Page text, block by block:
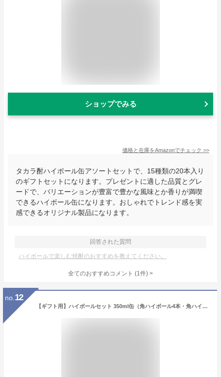
ショップでみる
価格と在庫をAmazonでチェック >>
タカラ酎ハイボール缶アソートセットで、15種類の20本入り
のギフトセットになります。プレゼントに適した品質とグレ
ードで、バリエーションが豊富で豊かな風味とか香りが満喫
できるハイボール缶になります。おしゃれでトレンド感を実
感できるオリジナル製品になります。
回答された質問
ハイボールで楽しむ焼酎のおすすめを教えてください。
全てのおすすめコメント (1件) >
no. 12
【ギフト用】ハイボールセット 350ml缶（角ハイボール4本・角ハイボール 濃いめ4本・タカラ焼酎ハイボールドライ4本＝計12本）チューハイ【送料無料（離島・沖縄・北海道除く）】ハイボールセット 飲み比べ 父の日